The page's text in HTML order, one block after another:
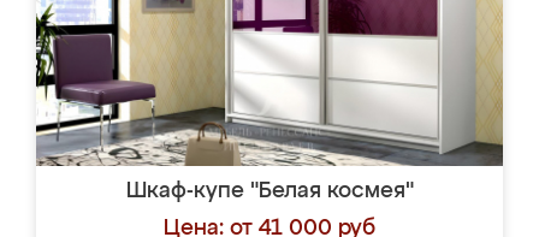
Шкаф-купе "Белая космея"
Цена: от 41 000 руб